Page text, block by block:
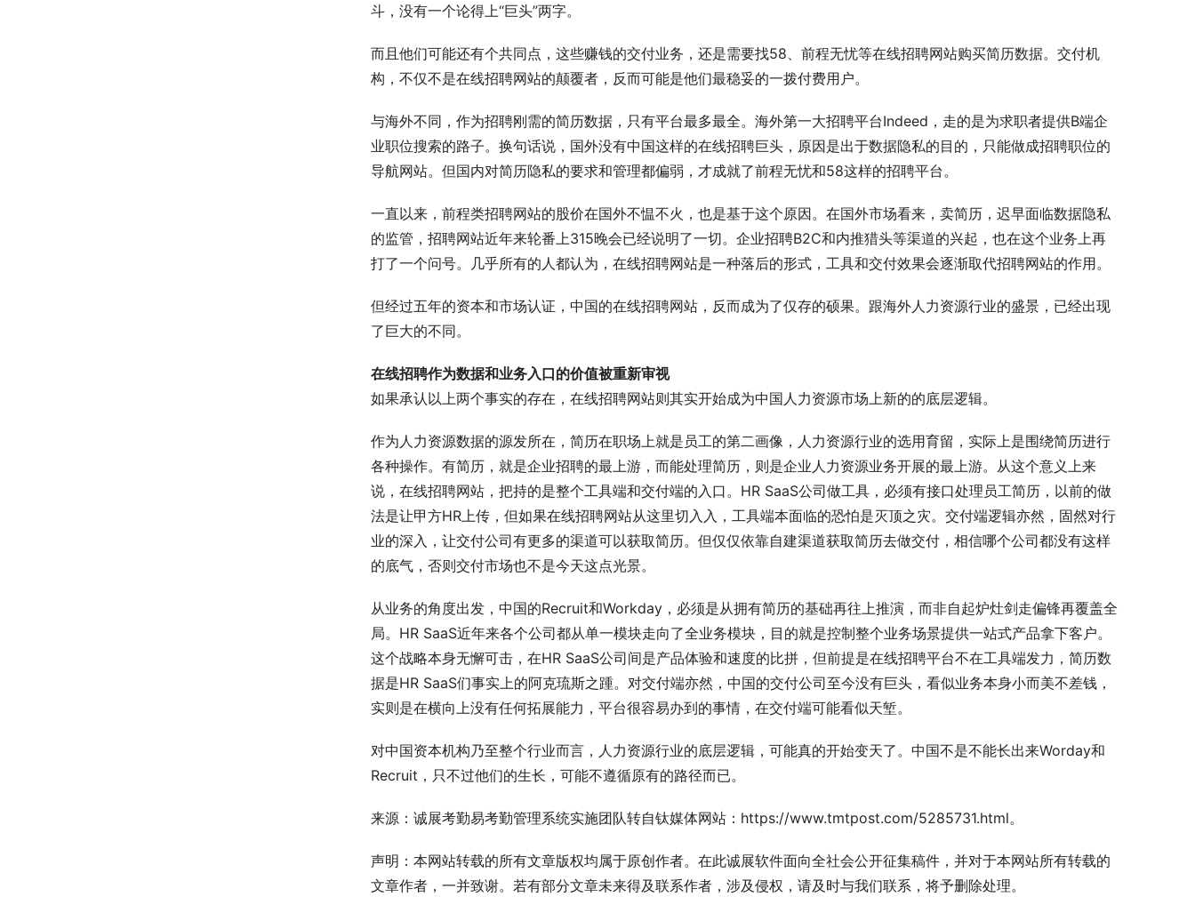
斗，没有一个论得上“巨头”两字。
而且他们可能还有个共同点，这些赚钱的交付业务，还是需要找58、前程无忧等在线招聘网站购买简历数据。交付机
构，不仅不是在线招聘网站的颠覆者，反而可能是他们最稳妥的一拨付费用户。
与海外不同，作为招聘刚需的简历数据，只有平台最多最全。海外第一大招聘平台Indeed，走的是为求职者提供B端企
业职位搜索的路子。换句话说，国外没有中国这样的在线招聘巨头，原因是出于数据隐私的目的，只能做成招聘职位的
导航网站。但国内对简历隐私的要求和管理都偏弱，才成就了前程无忧和58这样的招聘平台。
一直以来，前程类招聘网站的股价在国外不愠不火，也是基于这个原因。在国外市场看来，卖简历，迟早面临数据隐私
的监管，招聘网站近年来轮番上315晚会已经说明了一切。企业招聘B2C和内推猎头等渠道的兴起，也在这个业务上再
打了一个问号。几乎所有的人都认为，在线招聘网站是一种落后的形式，工具和交付效果会逐渐取代招聘网站的作用。
但经过五年的资本和市场认证，中国的在线招聘网站，反而成为了仅存的硕果。跟海外人力资源行业的盛景，已经出现
了巨大的不同。
在线招聘作为数据和业务入口的价值被重新审视
如果承认以上两个事实的存在，在线招聘网站则其实开始成为中国人力资源市场上新的的底层逻辑。
作为人力资源数据的源发所在，简历在职场上就是员工的第二画像，人力资源行业的选用育留，实际上是围绕简历进行
各种操作。有简历，就是企业招聘的最上游，而能处理简历，则是企业人力资源业务开展的最上游。从这个意义上来
说，在线招聘网站，把持的是整个工具端和交付端的入口。HR SaaS公司做工具，必须有接口处理员工简历，以前的做
法是让甲方HR上传，但如果在线招聘网站从这里切入入，工具端本面临的恐怕是灭顶之灾。交付端逻辑亦然，固然对行
业的深入，让交付公司有更多的渠道可以获取简历。但仅仅依靠自建渠道获取简历去做交付，相信哪个公司都没有这样
的底气，否则交付市场也不是今天这点光景。
从业务的角度出发，中国的Recruit和Workday，必须是从拥有简历的基础再往上推演，而非自起炉灶剑走偏锋再覆盖全
局。HR SaaS近年来各个公司都从单一模块走向了全业务模块，目的就是控制整个业务场景提供一站式产品拿下客户。
这个战略本身无懈可击，在HR SaaS公司间是产品体验和速度的比拼，但前提是在线招聘平台不在工具端发力，简历数
据是HR SaaS们事实上的阿克琉斯之踵。对交付端亦然，中国的交付公司至今没有巨头，看似业务本身小而美不差钱，
实则是在横向上没有任何拓展能力，平台很容易办到的事情，在交付端可能看似天堑。
对中国资本机构乃至整个行业而言，人力资源行业的底层逻辑，可能真的开始变天了。中国不是不能长出来Worday和
Recruit，只不过他们的生长，可能不遵循原有的路径而已。
来源：诚展考勤易考勤管理系统实施团队转自钛媒体网站：https://www.tmtpost.com/5285731.html。
声明：本网站转载的所有文章版权均属于原创作者。在此诚展软件面向全社会公开征集稿件，并对于本网站所有转载的
文章作者，一并致谢。若有部分文章未来得及联系作者，涉及侵权，请及时与我们联系，将予删除处理。